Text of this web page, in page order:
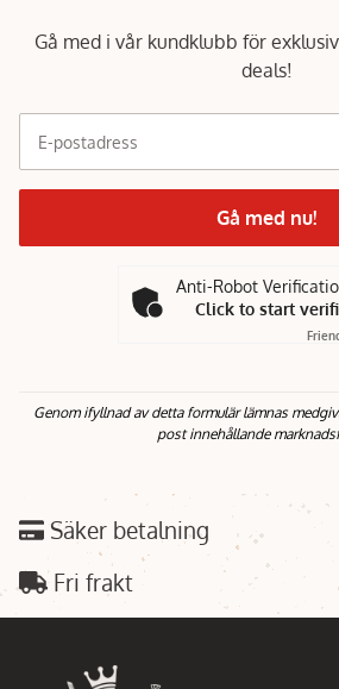
Gå med i vår kundklubb för
deals!
E-postadress
Gå med nu!
Anti-Robot
Click to start
Genom ifyllnad av detta formulär lämnas
post innehållande
Säker betalning
Fri frakt